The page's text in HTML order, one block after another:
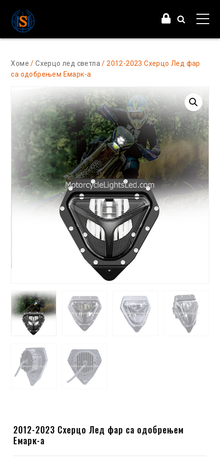
Хоме /Схерцо лед светла / 2012-2023 Схерцо Лед фар
са одобрењем Емарк-а
2012-2023 Схерцо Лед фар са одобрењем
Емарк-а